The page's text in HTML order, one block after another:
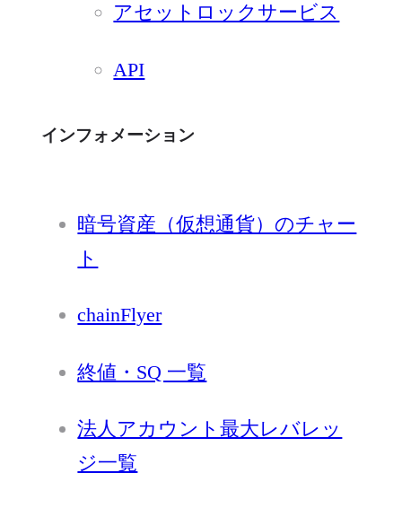
アセットロックサービス
API
インフォメーション
暗号資産（仮想通貨）のチャー
ト
chainFlyer
終値・SQ 一覧
法人アカウント最大レバレッ
ジ一覧